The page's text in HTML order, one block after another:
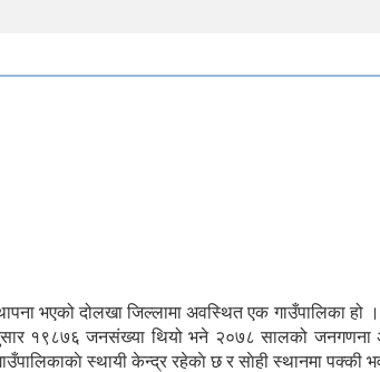
भएको दोलखा जिल्लामा अवस्थित एक गाउँपालिका
१९८७६ जनसंख्या थियो भने २०७८ सालको जनगणना
स्थायी केन्द्र रहेकाे छ र साेही स्थानमा पक्की